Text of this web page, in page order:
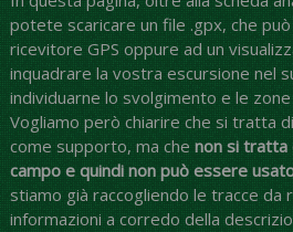
potete scaricare un file .gpx, che
ricevitore GPS oppure ad un
inquadrare la vostra escursione nel
individuarne lo svolgimento e le
Vogliamo però chiarire che si tratta
come supporto, ma chenon si tratta
campo e quindi non può essere
stiamo già raccogliendo le tracce da
informazioni a corredo della